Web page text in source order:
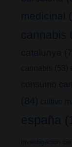
medicinal
cannabis
catalunya
cannabis (53)
consumo
(84) cultivo
españa
investigacion